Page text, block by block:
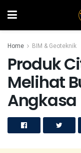
Home BIM & Geoteknik
Produk
Melihat
Angkasa